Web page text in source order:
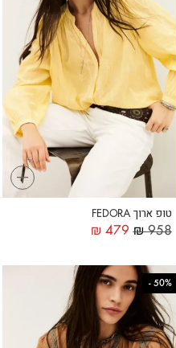
+
טופ ארוך FEDORA
₪958
₪ 479
50%
-